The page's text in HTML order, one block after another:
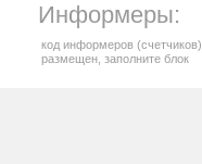
Информеры:
код информеров
размещен, заполните блок